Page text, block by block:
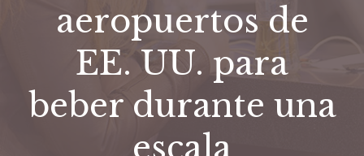
aeropuertos de
EE. UU. para
beber durante una
escala